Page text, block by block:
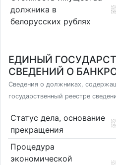
должника в
белорусских рублях
ЕДИНЫЙ
СВЕДЕНИЙ О
Сведения о должниках,
государственный реестре
Статус дела, основание
прекращения
Процедура
экономической